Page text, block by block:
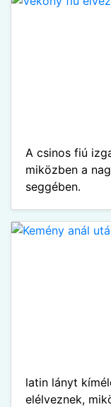
A csinos fiú
miközben a
seggében.
latin lányt
elélveznek,